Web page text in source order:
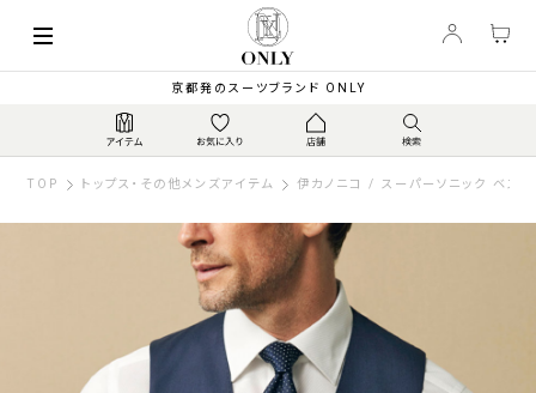
京都発のスーツブランド ONLY
TOP トップス・その他メンズアイテム 伊カノニコ / スーパーソニック ベス